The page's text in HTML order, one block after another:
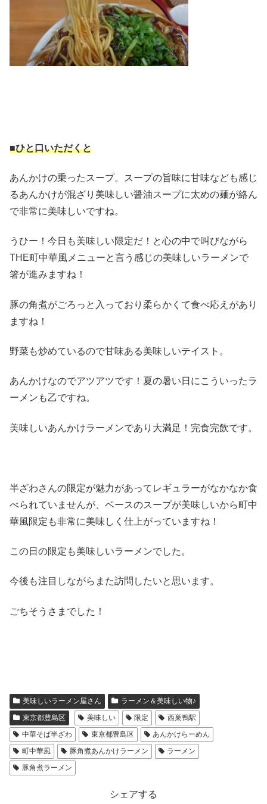
■ひと口いただくと
あんかけの乗ったスープ。スープの旨味に甘味なども感じ
るあんかけが混ざり美味しい醤油スープに太めの麺が絡ん
で非常に美味しいですね。
うひー！今日も美味しい限定だ！と心の中で叫びながら
THE町中華風メニューと言う感じの美味しいラーメンで
箸が進みますね！
豚の角煮がごろっと入っており柔らかくて食べ応えがあり
ますね！
野菜も炒めているので甘味ある美味しいテイスト。
あんかけなのでアツアツです！夏の暑い日にこういったラ
ーメンも乙ですね。
美味しいあんかけラーメンであり大満足！完食完飲です。
半ざわさんの限定が魅力があってレギュラーがなかなか食
べられていませんが、ベースのスープが美味しいから町中
華風限定も非常に美味しく仕上がっていますね！
この日の限定も美味しいラーメンでした。
今後も注目しながらまた訪問したいと思います。
ごちそうさまでした！
美味しいラーメン屋さん
ラーメン＆美味しい物♪
東京都豊島区
美味しい 限定
西巣鴨駅
中華そば半ざわ
東京都豊島区
あんかけらーめん
町中華風
豚角煮あんかけラーメン
ラーメン
豚角煮ラーメン
シェアする